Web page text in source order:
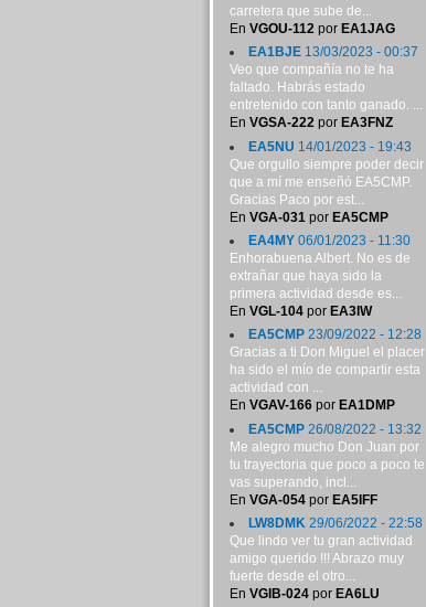
carretera que sube de...
En VGOU-112por EA1JAG
EA1BJE13/03/2023 - 00:37
Veo que compañía no te ha
faltado. Habrás estado
entretenido con tanto ganado. ...
En VGSA-222por EA3FNZ
EA5NU 14/01/2023 - 19:43
Que orgullo siempre poder decir
que a mí me enseñó EA5CMP.
Gracias Paco por est...
En VGA-031 por EA5CMP
EA4MY06/01/2023 - 11:30
Enhorabuena Albert. No es de
extrañar que haya sido la
primera actividad desde es...
En VGL-104por EA3IW
EA5CMP23/09/2022 - 12:28
Gracias a ti Don Miguel el placer
ha sido el mío de compartir esta
actividad con ...
En VGAV-166por EA1DMP
EA5CMP26/08/2022 - 13:32
Me alegro mucho Don Juan por
tu trayectoria que poco a poco te
vas superando, incl...
En VGA-054por EA5IFF
LW8DMK29/06/2022 - 22:58
Que lindo ver tu gran actividad
amigo querido !!! Abrazo muy
fuerte desde el otro...
En VGIB-024por EA6LU